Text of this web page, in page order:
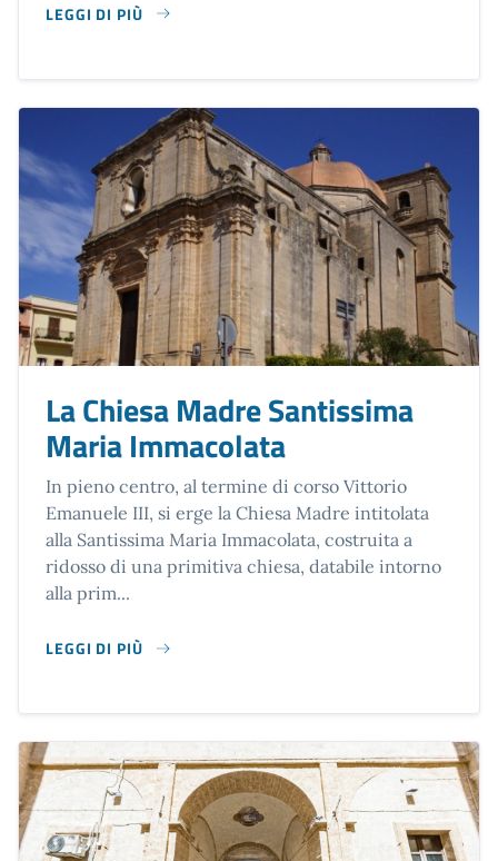
LEGGI DI PIÙ
SU GIARDINI CARDUCCI
La Chiesa Madre Santissima
Maria Immacolata
In pieno centro, al termine di corso Vittorio
Emanuele III, si erge la Chiesa Madre intitolata
alla Santissima Maria Immacolata, costruita a
ridosso di una primitiva chiesa, databile intorno
alla prim...
LEGGI DI PIÙ
SU LA CHIESA MADRE SANTISSIMA MARIA IMMACOLATA